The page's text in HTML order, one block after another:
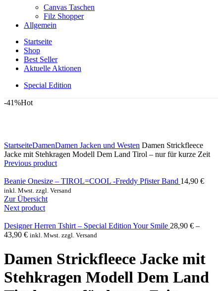
Canvas Taschen
Filz Shopper
Allgemein
Startseite
Shop
Best Seller
Aktuelle Aktionen
Special Edition
-41%Hot
StartseiteDamenDamen Jacken und Westen Damen Strickfleece
Jacke mit Stehkragen Modell Dem Land Tirol – nur für kurze Zeit
Previous product
Beanie Onesize – TIROL=COOL -Freddy Pfister Band 14,90 €
inkl. Mwst. zzgl. Versand
Zur Übersicht
Next product
Designer Herren Tshirt – Special Edition Your Smile 28,90 € –
43,90 € inkl. Mwst. zzgl. Versand
Damen Strickfleece Jacke mit
Stehkragen Modell Dem Land